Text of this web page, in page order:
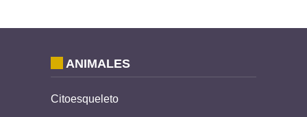
ANIMALES
Citoesqueleto